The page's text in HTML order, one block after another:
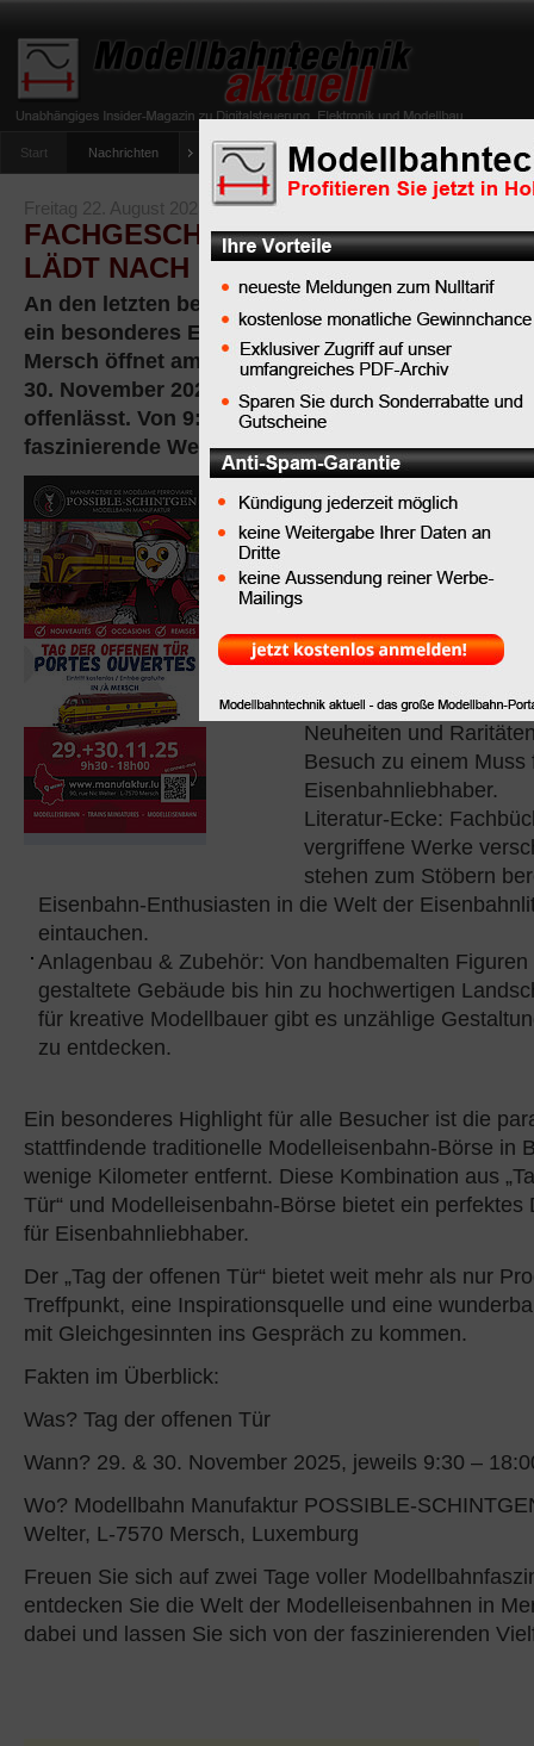
Start Nachrichten Tipps Newsletter Archiv Magazin
umfrage-viessmann-multiprotokoll-lichtdecoder
Freitag 22. August 2025
FACHGESCHÄFT FÜR
LÄDT NACH MERSCH EIN
An den letzten beiden Novembertagen erwartet
ein besonderes Erlebnis: Das Modelleisenbahn-
Mersch öffnet am Samstag, den 29. November,
30. November 2025, seine Türen für ein Event,
offenlässt. Von 9:30 bis 18:00 Uhr können
faszinierende Welt aus Schienen und Zügen
Ein vielfältiges
Programm
erwartet die
Besucher:
Deutsche Bahn, SNCF
höherschlagen lassen.
Neuheiten und
Besuch zu einem Muss
Eisenbahnliebhaber.
Literatur-Ecke:
vergriffene Werke
stehen zum Stöbern
Eisenbahn-Enthusiasten in die Welt der
eintauchen.
Anlagenbau & Zubehör: Von handbemalten
gestaltete Gebäude bis hin zu hochwertigen
für kreative Modellbauer gibt es unzählige
zu entdecken.
Ein besonderes Highlight für alle Besucher ist die
stattfindende traditionelle Modelleisenbahn-Börse in
wenige Kilometer entfernt. Diese Kombination aus
Tür“ und Modelleisenbahn-Börse bietet ein perfektes
für Eisenbahnliebhaber.
Der „Tag der offenen Tür“ bietet weit mehr als nur
Treffpunkt, eine Inspirationsquelle und eine
mit Gleichgesinnten ins Gespräch zu kommen.
Fakten im Überblick:
Was? Tag der offenen Tür
Wann? 29. & 30. November 2025, jeweils 9:30 –
Wo? Modellbahn Manufaktur POSSIBLE-
Welter, L-7570 Mersch, Luxemburg
Freuen Sie sich auf zwei Tage voller
entdecken Sie die Welt der Modelleisenbahnen in
dabei und lassen Sie sich von der faszinierenden